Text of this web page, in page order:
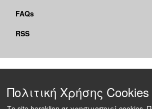
FAQs
RSS
Πολιτική Χρήσης Cookies